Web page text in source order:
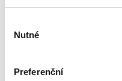
souhlasu
Nutné
Preferenční
tvoří hmotné právo